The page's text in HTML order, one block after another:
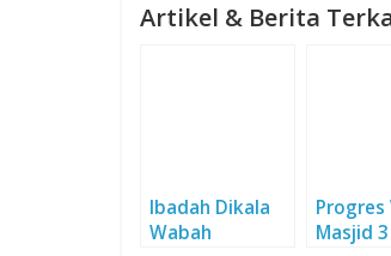
Artikel & Berita
Ibadah Dikala
Wabah
Masjid 3